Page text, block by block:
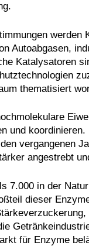
Autoabgasen,
Katalysatoren
thematisiert
und
vergangenen
angestrebt
7.000 in der
dieser
für Enzyme